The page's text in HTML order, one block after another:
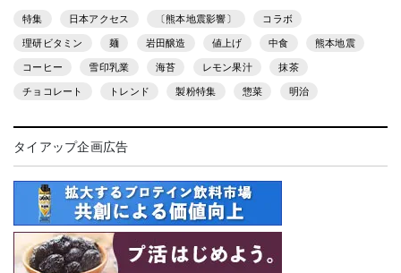
特集 日本アクセス 〔熊本地震影響〕 コラボ
理研ビタミン 麺 岩田醸造 値上げ 中食 熊本地震
コーヒー 雪印乳業 海苔 レモン果汁 抹茶
チョコレート トレンド 製粉特集 惣菜 明治
タイアップ企画広告